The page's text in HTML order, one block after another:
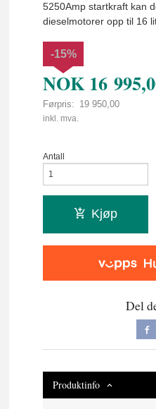
5250Amp startkraft kan
dieselmotorer opp til 16
NOK 16
Førpris: 19 950,00
Rabatt
-15%
inkl. mva.
Antall
Kjøp
Del
Produktinfo